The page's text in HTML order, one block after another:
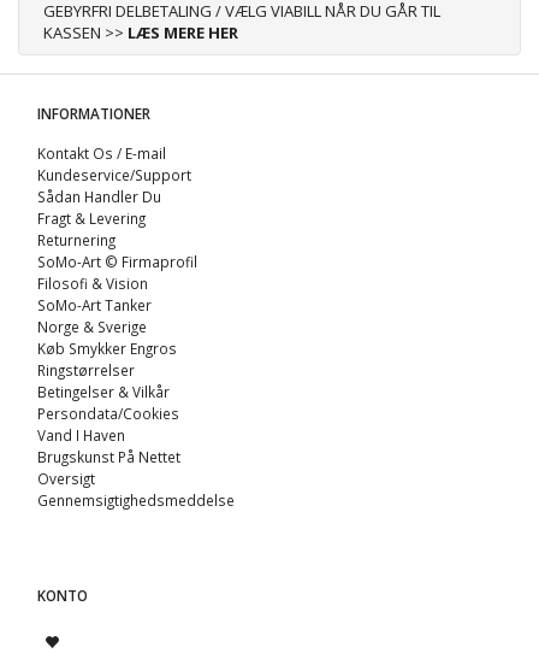
GEBYRFRI DELBETALING / VÆLG VIABILL NÅR DU GÅR TIL
KASSEN >> LÆS MERE HER
INFORMATIONER
Kontakt Os / E-mail
Kundeservice/Support
Sådan Handler Du
Fragt & Levering
Returnering
SoMo-Art © Firmaprofil
Filosofi & Vision
SoMo-Art Tanker
Norge & Sverige
Køb Smykker Engros
Ringstørrelser
Betingelser & Vilkår
Persondata/Cookies
Vand I Haven
Brugskunst På Nettet
Oversigt
Gennemsigtighedsmeddelse
KONTO